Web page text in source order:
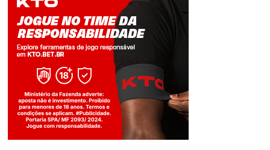
Jogue com responsabilidade. 18+